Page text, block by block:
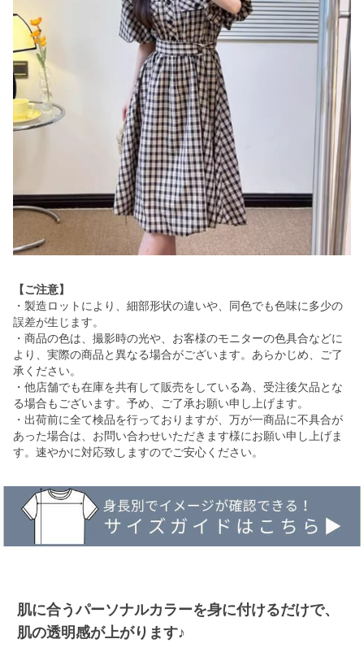
【ご注意】
・製造ロットにより、細部形状の違いや、同色でも色味に多少の
誤差が生じます。
・商品の色は、撮影時の光や、お客様のモニターの色具合などに
より、実際の商品と異なる場合がございます。あらかじめ、ご了
承ください。
・他店舗でも在庫を共有して販売をしている為、受注後欠品とな
る場合もございます。予め、ご了承お願い申し上げます。
・出荷前に全て検品を行っておりますが、万が一商品に不具合が
あった場合は、お問い合わせいただきます様にお願い申し上げま
す。速やかに対応致しますのでご安心ください。
肌に合うパーソナルカラーを身に付けるだけで、
肌の透明感が上がります♪